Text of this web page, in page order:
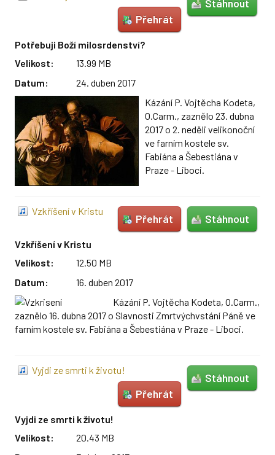
Stáhnout
Přehrát
Potřebuji Boží milosrdenství?
Velikost:
13.99 MB
Datum:
24. duben 2017
Kázání P. Vojtěcha Kodeta,
O.Carm., zaznělo 23. dubna
2017 o 2. neděli velikonoční
ve farním kostele sv.
Fabiána a Šebestiána v
Praze - Liboci.
Vzkříšení v Kristu
Stáhnout
Přehrát
Vzkříšení v Kristu
Velikost:
12.50 MB
Datum:
16. duben 2017
Kázání P. Vojtěcha Kodeta, O.Carm.,
zaznělo 16. dubna 2017 o Slavnosti Zmrtvýchvstání Páně ve
farním kostele sv. Fabiána a Šebestiána v Praze - Liboci.
Vyjdi ze smrti k životu!
Stáhnout
Přehrát
Vyjdi ze smrti k životu!
Velikost:
20.43 MB